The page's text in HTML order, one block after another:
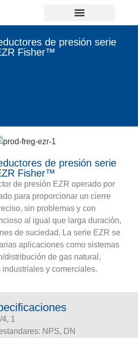
de presión serie
Fisher™
de presión serie
Fisher™
de presión EZR operado por
para proporcionar un cierre
sin problemas y con
al igual que larga duración,
de suciedad. La serie EZR se
aplicaciones como sistemas
distribución de gas natural,
y comerciales.
1
NPS, DN